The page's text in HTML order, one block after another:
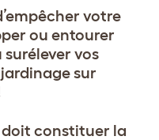
votre
ou entourer
vos
sur
doit constituer la